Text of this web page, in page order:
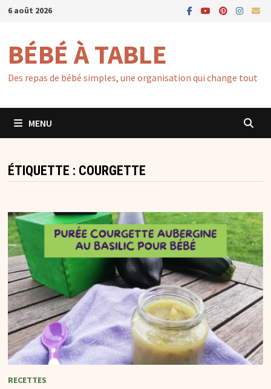
Passer
contenu
6 août 2026
BÉBÉ À TABLE
Des repas de bébé simples, une organisation qui change tout
MENU
ÉTIQUETTE : COURGETTE
RECETTES